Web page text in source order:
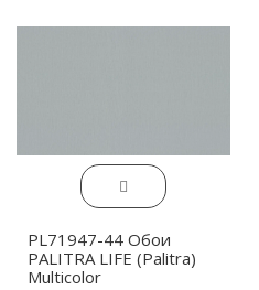
PL71947-44 Обои
PALITRA LIFE (Palitra)
Multicolor